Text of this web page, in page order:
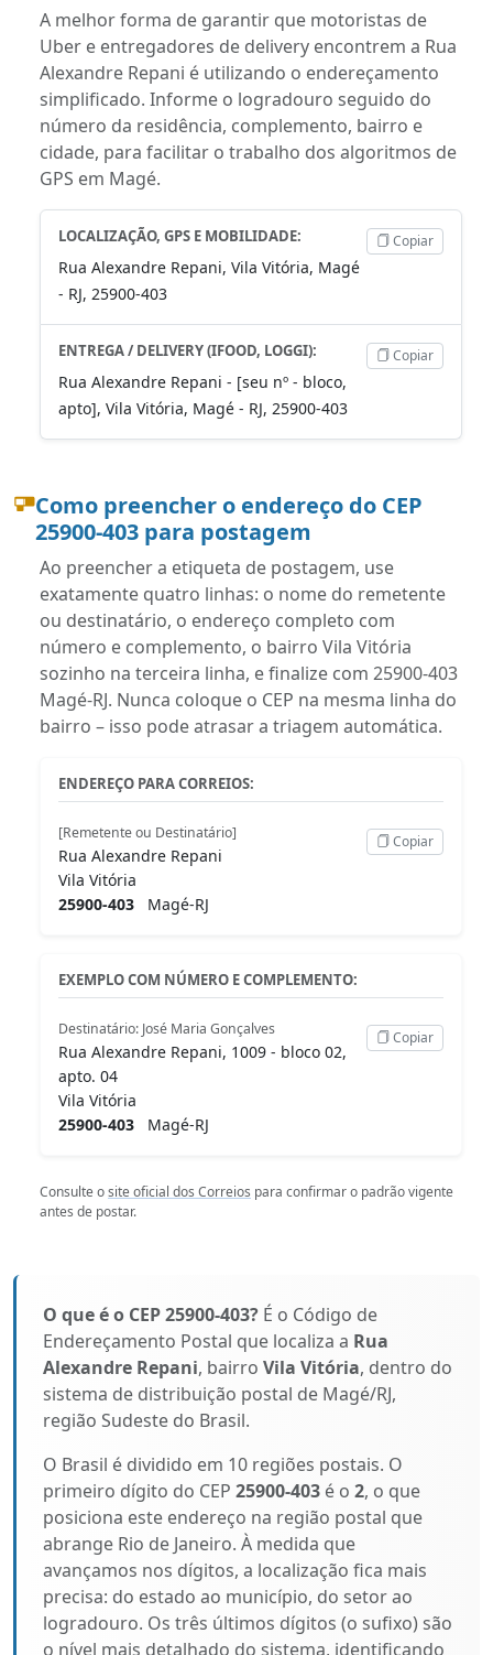
A melhor forma de garantir que motoristas de
Uber e entregadores de delivery encontrem a Rua
Alexandre Repani é utilizando o endereçamento
simplificado. Informe o logradouro seguido do
número da residência, complemento, bairro e
cidade, para facilitar o trabalho dos algoritmos de
GPS em Magé.
LOCALIZAÇÃO, GPS E MOBILIDADE:
Rua Alexandre Repani, Vila Vitória, Magé
- RJ, 25900-403
Copiar
ENTREGA / DELIVERY (IFOOD, LOGGI):
Rua Alexandre Repani - [seu nº - bloco,
apto], Vila Vitória, Magé - RJ, 25900-403
Copiar
Como preencher o endereço do CEP
25900-403 para postagem
Ao preencher a etiqueta de postagem, use
exatamente quatro linhas: o nome do remetente
ou destinatário, o endereço completo com
número e complemento, o bairro Vila Vitória
sozinho na terceira linha, e finalize com 25900-403
Magé-RJ. Nunca coloque o CEP na mesma linha do
bairro – isso pode atrasar a triagem automática.
ENDEREÇO PARA CORREIOS:
[Remetente ou Destinatário]
Rua Alexandre Repani
Vila Vitória
25900-403 Magé-RJ
Copiar
EXEMPLO COM NÚMERO E COMPLEMENTO:
Destinatário: José Maria Gonçalves
Rua Alexandre Repani, 1009 - bloco 02,
apto. 04
Vila Vitória
25900-403 Magé-RJ
Copiar
Consulte osite oficial dos Correios para confirmar o padrão vigente
antes de postar.
O que é o CEP 25900-403? É o Código de
Endereçamento Postal que localiza a Rua
Alexandre Repani, bairro Vila Vitória, dentro do
sistema de distribuição postal de Magé/RJ,
região Sudeste do Brasil.
O Brasil é dividido em 10 regiões postais. O
primeiro dígito do CEP 25900-403 é o 2, o que
posiciona este endereço na região postal que
abrange Rio de Janeiro. À medida que
avançamos nos dígitos, a localização fica mais
precisa: do estado ao município, do setor ao
logradouro. Os três últimos dígitos (o sufixo) são
o nível mais detalhado do sistema, identificando